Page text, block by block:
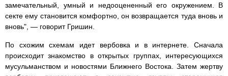
замечательный, умный и недооцененный его окружением. В
секте ему становится комфортно, он возвращается туда вновь и
вновь", — говорит Гришин.
По схожим схемам идет вербовка и в интернете. Сначала
происходит знакомство в открытых группах, интересующихся
мусульманством и новостями Ближнего Востока. Затем жертву